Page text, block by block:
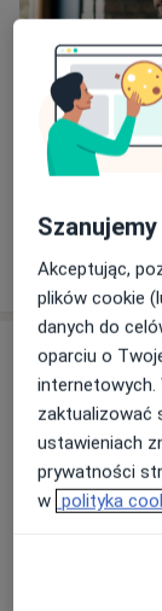
Zobacz
Usługi i ceny
Konsultacja
200 zł - 230 zł
Osteopatia
Akceptując,
plików cookie
danych do
oparciu o
internetowych.
zaktualizować
ustawieniach
prywatności
w polityka